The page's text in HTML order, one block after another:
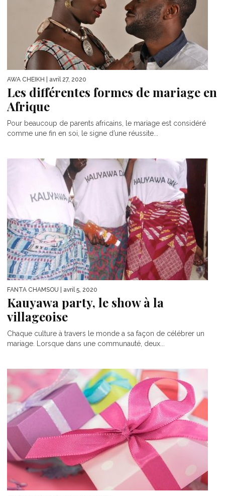
AWA CHEIKH | avril 27, 2020
Les différentes formes de mariage en
Afrique
Pour beaucoup de parents africains, le mariage est considéré
comme une fin en soi, le signe d’une réussite...
FANTA CHAMSOU | avril 5, 2020
Kauyawa party, le show à la
villageoise
Chaque culture à travers le monde a sa façon de célébrer un
mariage. Lorsque dans une communauté, deux...